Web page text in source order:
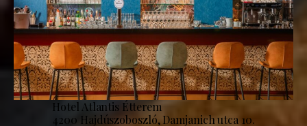
Hotel Atlantis Étterem
4200 Hajdúszoboszló, Damjanich utca 10.